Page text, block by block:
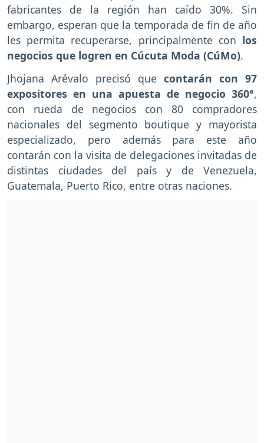
fabricantes de la región han caído 30%. Sin
embargo, esperan que la temporada de fin de año
les permita recuperarse, principalmente con los
negocios que logren en Cúcuta Moda (CúMo).
Jhojana Arévalo precisó que contarán con 97
expositores en una apuesta de negocio 360°,
con rueda de negocios con 80 compradores
nacionales del segmento boutique y mayorista
especializado, pero además para este año
contarán con la visita de delegaciones invitadas de
distintas ciudades del país y de Venezuela,
Guatemala, Puerto Rico, entre otras naciones.